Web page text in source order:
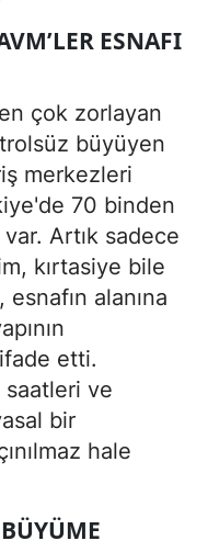
ESNAFI
çok zorlayan
büyüyen
merkezleri
70 binden
Artık sadece
kırtasiye bile
alanına
etti.
saatleri ve
bir
hale